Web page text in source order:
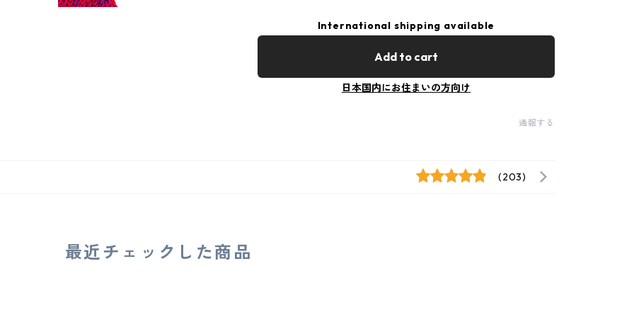
International shipping available
Add to cart
日本国内にお住まいの方向け
通報する
(203)
最近チェックした商品